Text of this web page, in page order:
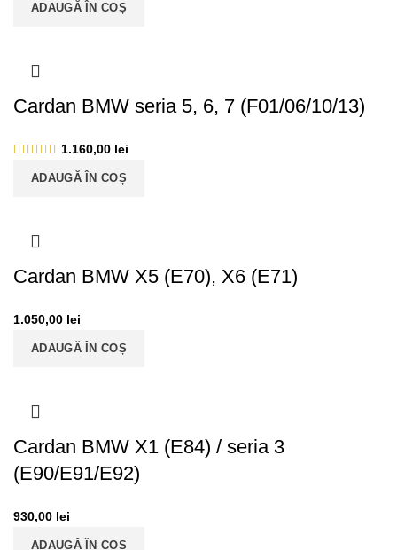
ADAUGĂ ÎN COȘ
Cardan BMW seria 5, 6, 7 (F01/06/10/13)
1.160,00 lei
ADAUGĂ ÎN COȘ
Cardan BMW X5 (E70), X6 (E71)
1.050,00 lei
ADAUGĂ ÎN COȘ
Cardan BMW X1 (E84) / seria 3
(E90/E91/E92)
930,00 lei
ADAUGĂ ÎN COȘ